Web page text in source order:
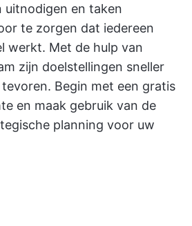
uitnodigen en taken
te zorgen dat iedereen
werkt. Met de hulp van
zijn doelstellingen sneller
Begin met een gratis
en maak gebruik van de
planning voor uw